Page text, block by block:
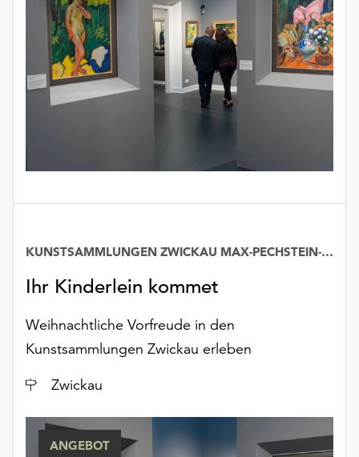
Weitere
Informationen
finden
Sie
dem
.
Ihr Kinderlein kommet
KUNSTSAMMLUNGEN ZWICKAU MAX-PECHSTEIN-MUSEUM
Weihnachtliche Vorfreude in den
Kunstsammlungen Zwickau erleben
Ort
Zwickau
ANGEBOT